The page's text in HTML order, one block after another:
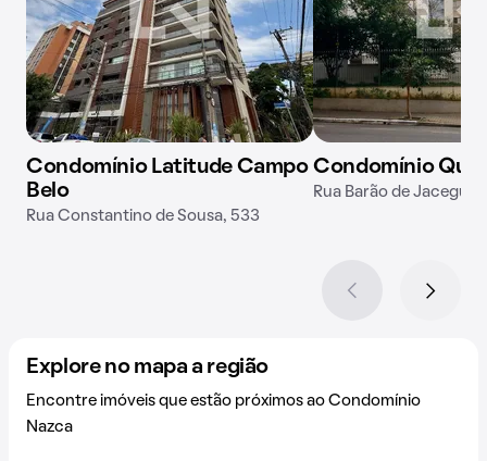
Condomínio Latitude Campo
Belo
Rua Constantino de Sousa, 533
Condomínio
Rua Barão de
Explore no mapa a região
Encontre imóveis que estão próximos ao Condomínio
Nazca